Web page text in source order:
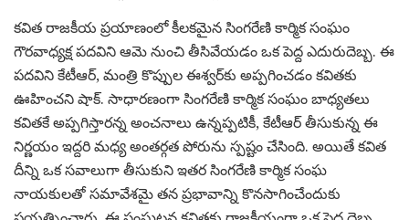
కవిత రాజకీయ ప్రయాణంలో కీలకమైన సింగరేణి కార్మిక సంఘం
గౌరవాధ్యక్ష పదవిని ఆమె నుంచి తీసివేయడం ఒక పెద్ద ఎదురుదెబ్బ. ఈ
పదవిని కేటీఆర్, మంత్రి కొప్పుల ఈశ్వర్‌కు అప్పగించడం కవితకు
ఊహించని షాక్. సాధారణంగా సింగరేణి కార్మిక సంఘం బాధ్యతలు
కవితకే అప్పగిస్తారన్న అంచనాలు ఉన్నప్పటికీ, కేటీఆర్ తీసుకున్న ఈ
నిర్ణయం ఇద్దరి మధ్య అంతర్గత పోరును స్పష్టం చేసింది. అయితే కవిత
దీన్ని ఒక సవాలుగా తీసుకుని ఇతర సింగరేణి కార్మిక సంఘ
నాయకులతో సమావేశమై తన ప్రభావాన్ని కొనసాగించేందుకు